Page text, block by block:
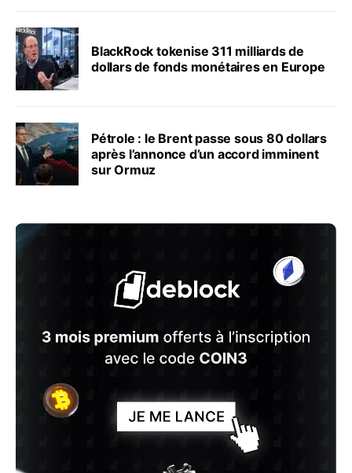
BlackRock tokenise 311 milliards de
dollars de fonds monétaires en Europe
Pétrole : le Brent passe sous 80 dollars
après l’annonce d’un accord imminent
sur Ormuz